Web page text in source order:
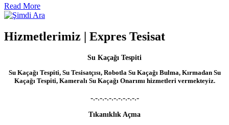
Read MoreRead
More
Hizmetlerimiz | Expres Tesisat
Su Kaçağı Tespiti
Su Kaçağı Tespiti, Su Tesisatçısı, Robotla Su Kaçağı Bulma, Kırmadan Su
Kaçağı Tespiti, Kameralı Su Kaçağı Onarımı hizmetleri vermekteyiz.
-.-.-.-.-.-.-.-.-.-.-
Tıkanıklık Açma